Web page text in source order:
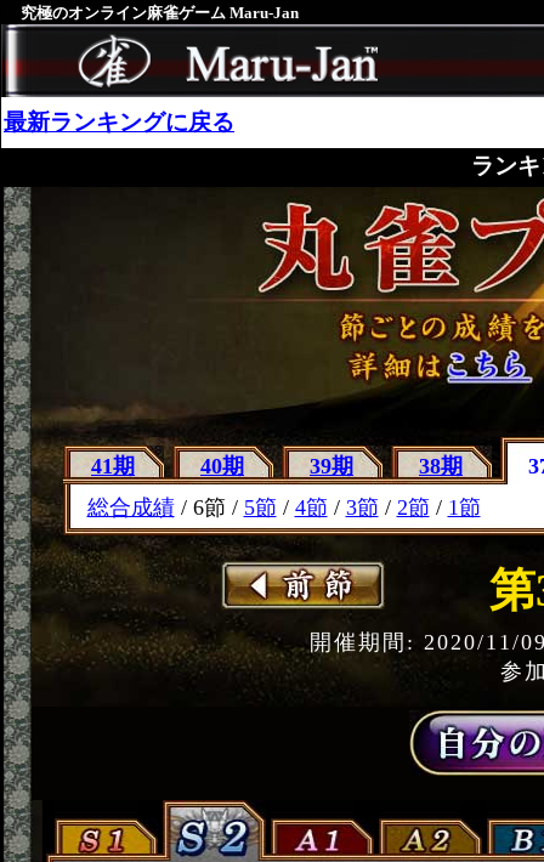
究極のオンライン麻雀ゲーム Maru-Jan
最新ランキングに戻る
ラン
41期 40期 39期 38期
総合成績/ 6節 / 5節 / 4節 / 3節 / 2節 / 1節
第
開催期間: 2020/11/
参